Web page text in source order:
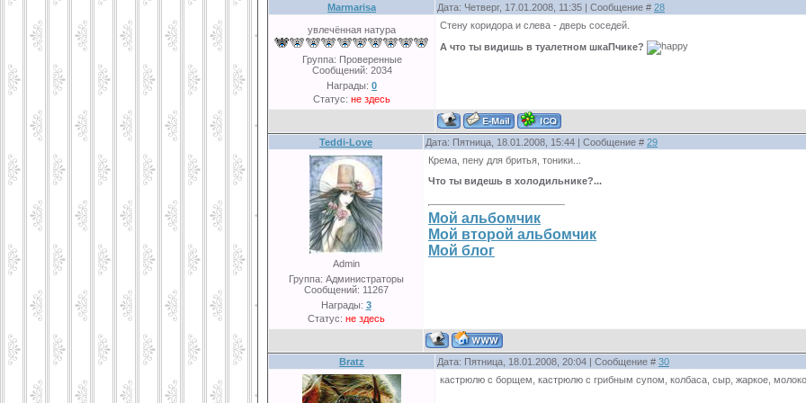
Marmarisa Дата: Четверг, 17.01.2008, 11:35 | Сообщение # 28
увлечённая натура
Группа: Проверенные
Сообщений: 2034
Награды: 0
Статус: не здесь
Стену коридора и слева - дверь соседей.
А что ты видишь в туалетном шкаПчике?
Teddi-Love Дата: Пятница, 18.01.2008, 15:44 | Сообщение # 29
Admin
Группа: Администраторы
Сообщений: 11267
Награды: 3
Статус: не здесь
Крема, пену для бритья, тоники...
Что ты видешь в холодильнике?...
Мой альбомчик
Мой второй альбомчик
Мой блог
Bratz Дата: Пятница, 18.01.2008, 20:04 | Сообщение # 30
кастрюлю с борщем, кастрюлю с грибным супом, колбаса, сыр, жаркое, молоко